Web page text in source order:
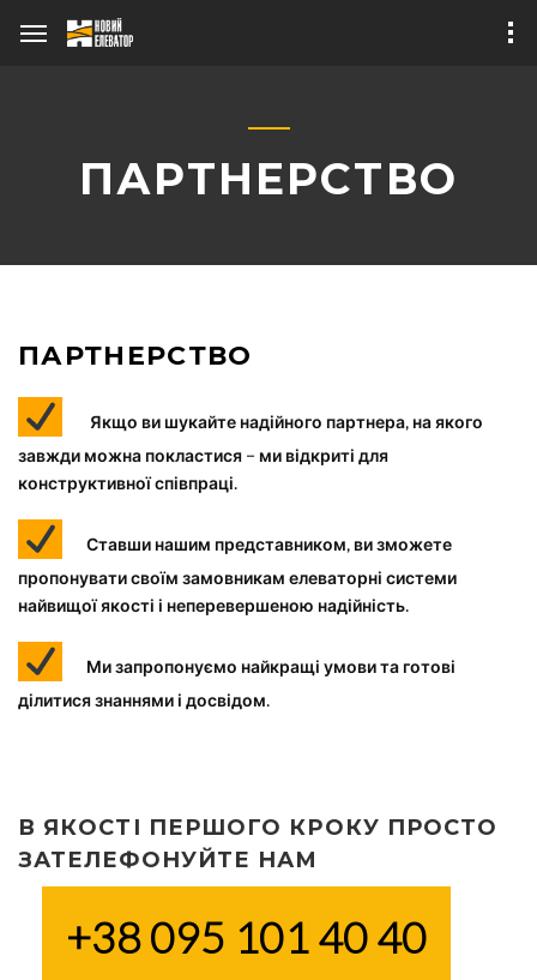
Наше обладнання
комплекс
Зерносушарка
мобільна
ПАРТНЕРСТВО
ПАРТНЕРСТВО
Якщо ви шукайте надійного партнера, на якого
завжди можна покластися – ми відкриті для
конструктивної співпраці.
Ставши нашим представником, ви зможете
пропонувати своїм замовникам елеваторні системи
найвищої якості і неперевершеною надійність.
Ми запропонуємо найкращі умови та готові
ділитися знаннями і досвідом.
В ЯКОСТІ ПЕРШОГО КРОКУ ПРОСТО
ЗАТЕЛЕФОНУЙТЕ НАМ
+38 095 101 40 40